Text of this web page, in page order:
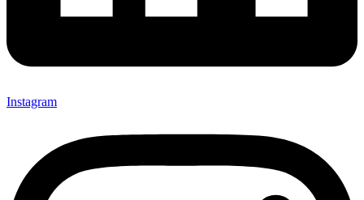
Instagram